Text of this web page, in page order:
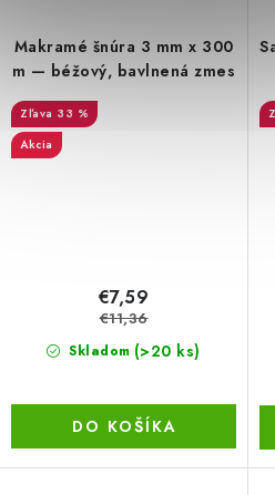
Makramé šnúra 3 mm x 300
m — béžový, bavlnená zmes
33 %
Akcia
Skladom (>20 ks)
€7,59
€11,36
DO KOŠÍKA